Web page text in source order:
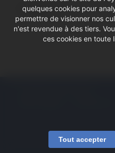
Partager ce culte
quelques cookies pour
permettre de visionner nos
n'est revendue à des tiers.
ces cookies en toute
Tout accepter